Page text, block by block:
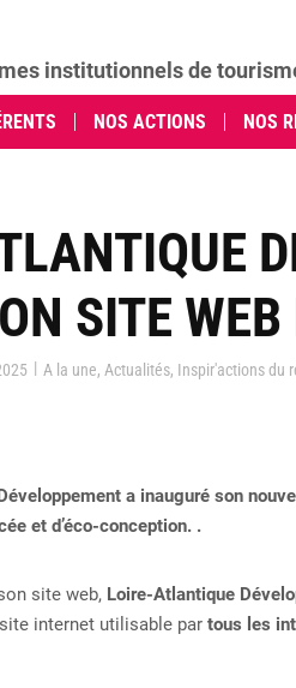
institutionnels de
NOS ACTIONS NOS
SITE
| A la une, Actualités, Inspir'actions du
a inauguré son
et d’éco-conception. .
site web, Loire-Atlantique
internet utilisable par tous les